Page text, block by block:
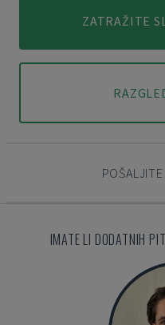
ZATRAŽITE
IMATE LI DODATNIH